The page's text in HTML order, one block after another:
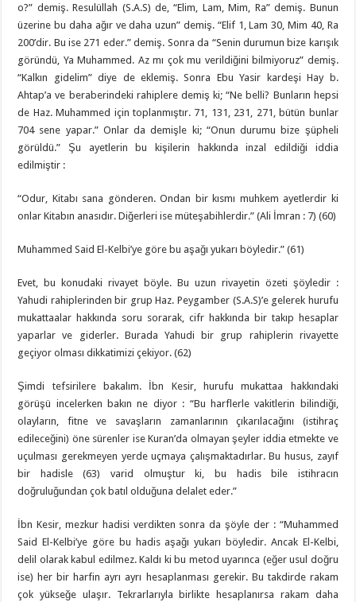
o?” demiş. Resulüllah (S.A.S) de, “Elim, Lam, Mim, Ra” demiş. Bunun
üzerine bu daha ağır ve daha uzun” demiş. “Elif 1, Lam 30, Mim 40, Ra
200’dir. Bu ise 271 eder.” demiş. Sonra da “Senin durumun bize karışık
göründü, Ya Muhammed. Az mı çok mu verildiğini bilmiyoruz” demiş.
“Kalkın gidelim” diye de eklemiş. Sonra Ebu Yasir kardeşi Hay b.
Ahtap’a ve beraberindeki rahiplere demiş ki; “Ne belli? Bunların hepsi
de Haz. Muhammed için toplanmıştır. 71, 131, 231, 271, bütün bunlar
704 sene yapar.” Onlar da demişle ki; “Onun durumu bize şüpheli
görüldü.” Şu ayetlerin bu kişilerin hakkında inzal edildiği iddia
edilmiştir :
“Odur, Kitabı sana gönderen. Ondan bir kısmı muhkem ayetlerdir ki
onlar Kitabın anasıdır. Diğerleri ise müteşabihlerdir.” (Ali İmran : 7) (60)
Muhammed Said El-Kelbi’ye göre bu aşağı yukarı böyledir.” (61)
Evet, bu konudaki rivayet böyle. Bu uzun rivayetin özeti şöyledir :
Yahudi rahiplerinden bir grup Haz. Peygamber (S.A.S)’e gelerek hurufu
mukattaalar hakkında soru sorarak, cifr hakkında bir takıp hesaplar
yaparlar ve giderler. Burada Yahudi bir grup rahiplerin rivayette
geçiyor olması dikkatimizi çekiyor. (62)
Şimdi tefsirilere bakalım. İbn Kesir, hurufu mukattaa hakkındaki
görüşü incelerken bakın ne diyor : “Bu harflerle vakitlerin bilindiği,
olayların, fitne ve savaşların zamanlarının çıkarılacağını (istihraç
edileceğini) öne sürenler ise Kuran’da olmayan şeyler iddia etmekte ve
uçulması gerekmeyen yerde uçmaya çalışmaktadırlar. Bu husus, zayıf
bir hadisle (63) varid olmuştur ki, bu hadis bile istihracın
doğruluğundan çok batıl olduğuna delalet eder.”
İbn Kesir, mezkur hadisi verdikten sonra da şöyle der : “Muhammed
Said El-Kelbi’ye göre bu hadis aşağı yukarı böyledir. Ancak El-Kelbi,
delil olarak kabul edilmez. Kaldı ki bu metod uyarınca (eğer usul doğru
ise) her bir harfin ayrı ayrı hesaplanması gerekir. Bu takdirde rakam
çok yükseğe ulaşır. Tekrarlarıyla birlikte hesaplanırsa rakam daha